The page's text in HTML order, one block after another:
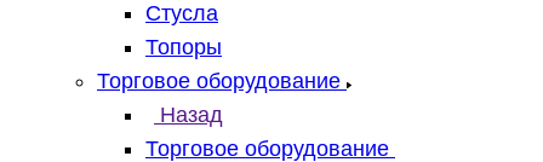
Стусла
Топоры
Торговое оборудование
Назад
Торговое оборудование